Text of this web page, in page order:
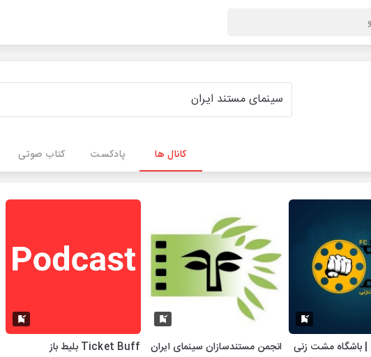
کانال ها پادکست کتاب صوتی
انجمن مستندسازان سینمای ایران Ticket Buff بلیط باز